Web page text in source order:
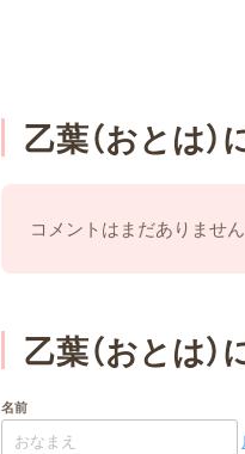
乙葉（おとは
コメントはまだありません
乙葉（おとは
名前